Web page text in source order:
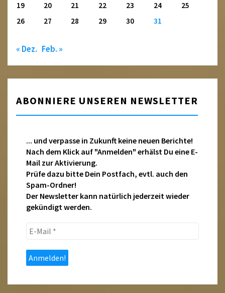
19
20 21 22 23 24
25
26
27 28 29 30 31
« Dez. Feb. »
ABONNIERE UNSEREN NEWSLETTER
... und verpasse in Zukunft keine neuen Berichte!
Nach dem Klick auf "Anmelden" erhälst Du eine E-
Mail zur Aktivierung.
Prüfe dazu bitte Dein Postfach, evtl. auch den
Spam-Ordner!
Der Newsletter kann natürlich jederzeit wieder
gekündigt werden.
E-
*